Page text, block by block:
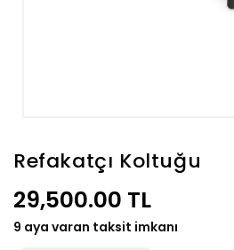
modda
oynatın
Refakatçı Koltuğu
Normal
fiyat
29,500.00 TL
9 aya varan taksit imkanı